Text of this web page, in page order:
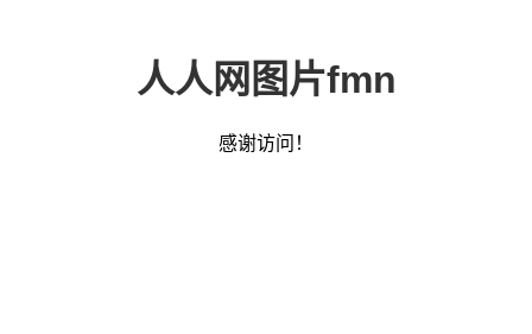
人人网图片fmn
感谢访问！